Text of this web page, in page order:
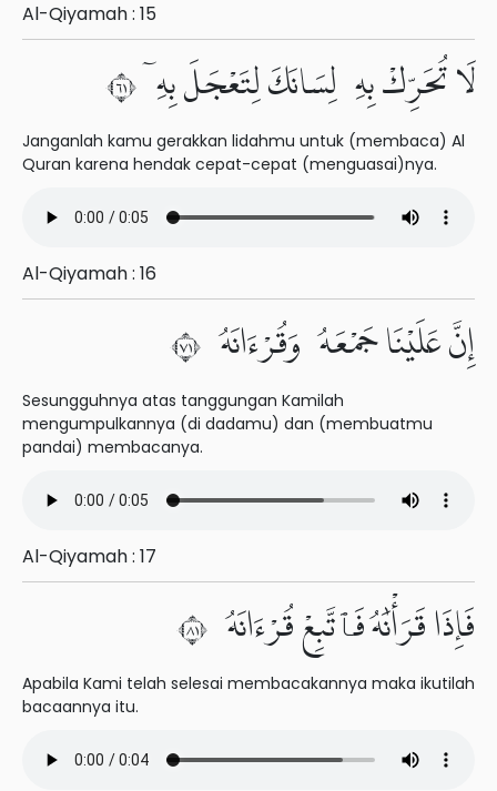
Al-Qiyamah : 15
لَا تُحَرِّكْ بِهِۦ لِسَانَكَ لِتَعْجَلَ بِهِۦٓ ١٦
Janganlah kamu gerakkan lidahmu untuk (membaca) Al
Quran karena hendak cepat-cepat (menguasai)nya.
Al-Qiyamah : 16
إِنَّ عَلَيْنَا جَمْعَهُۥ وَقُرْءَانَهُۥ ١٧
Sesungguhnya atas tanggungan Kamilah
mengumpulkannya (di dadamu) dan (membuatmu
pandai) membacanya.
Al-Qiyamah : 17
فَإِذَا قَرَأْنَٰهُ فَٱتَّبِعْ قُرْءَانَهُۥ ١٨
Apabila Kami telah selesai membacakannya maka ikutilah
bacaannya itu.